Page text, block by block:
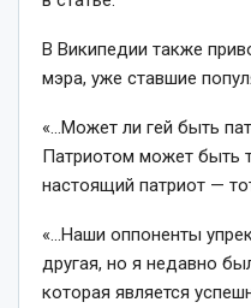
В Википедии также
мэра, уже ставшие
«…Может ли гей быть
Патриотом может быть
настоящий патриот —
«…Наши оппоненты
другая, но я недавно
которая является